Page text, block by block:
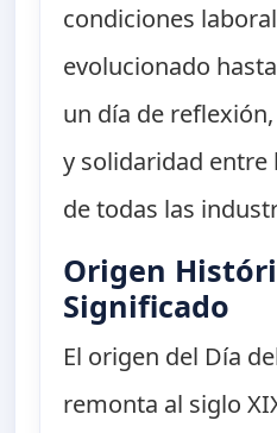
condiciones
evolucionado
un día de
y solidaridad entre
de todas las
Origen
Significado
El origen del Día
remonta al siglo